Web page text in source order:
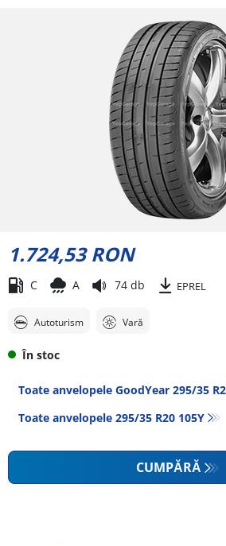
1.724,53 RON
C A 74 db EPREL
Autoturism Vară
În stoc
Toate anvelopele GoodYear 295/35
Toate anvelopele‎ 295/35 R20 105Y
CUMPĂRĂ